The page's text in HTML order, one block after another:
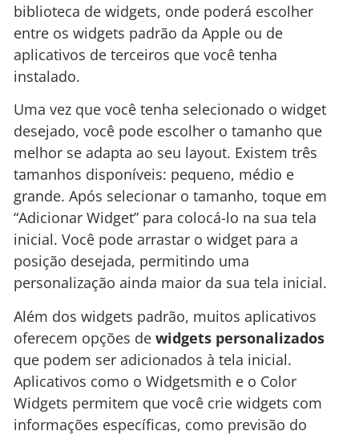
biblioteca de widgets, onde poderá escolher
entre os widgets padrão da Apple ou de
aplicativos de terceiros que você tenha
instalado.
Uma vez que você tenha selecionado o widget
desejado, você pode escolher o tamanho que
melhor se adapta ao seu layout. Existem três
tamanhos disponíveis: pequeno, médio e
grande. Após selecionar o tamanho, toque em
“Adicionar Widget” para colocá-lo na sua tela
inicial. Você pode arrastar o widget para a
posição desejada, permitindo uma
personalização ainda maior da sua tela inicial.
Além dos widgets padrão, muitos aplicativos
oferecem opções de widgets personalizados
que podem ser adicionados à tela inicial.
Aplicativos como o Widgetsmith e o Color
Widgets permitem que você crie widgets com
informações específicas, como previsão do